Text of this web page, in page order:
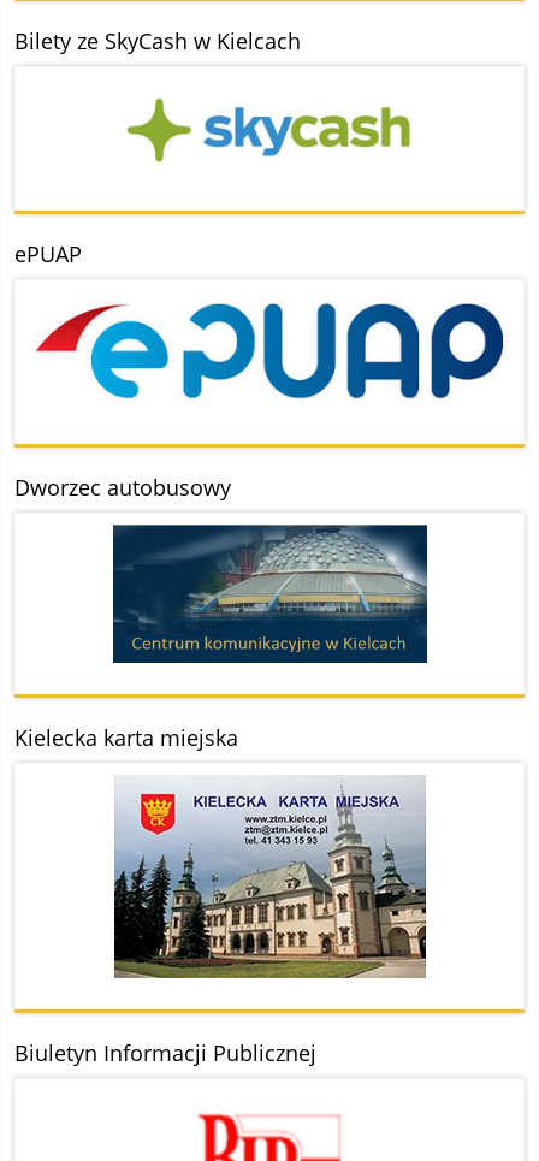
Bilety ze SkyCash w Kielcach
ePUAP
Dworzec autobusowy
Kielecka karta miejska
Biuletyn Informacji Publicznej